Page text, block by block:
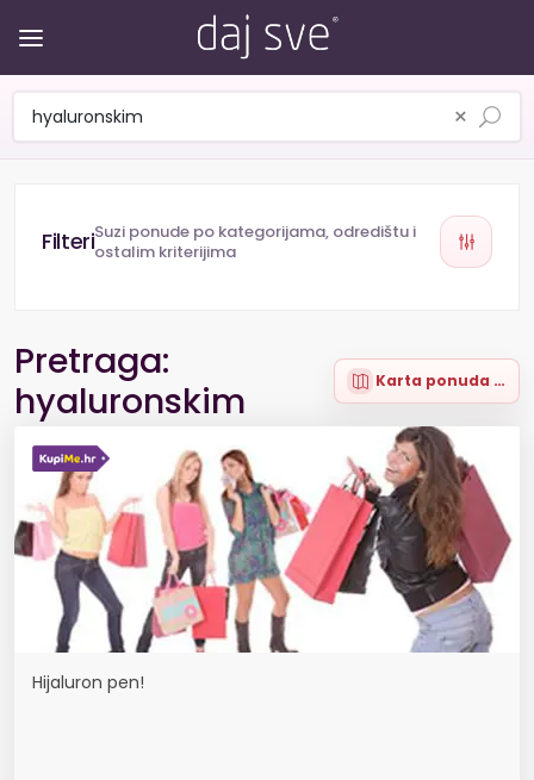
×
Suzi ponude po kategorijama, odredištu i
ostalim kriterijima
Pretraga:
hyaluronskim
Karta ponuda (12)
Hijaluron pen!